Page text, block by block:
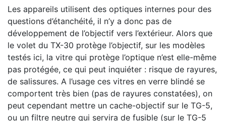
Les appareils utilisent des optiques internes pour des
questions d’étanchéité, il n’y a donc pas de
développement de l’objectif vers l’extérieur. Alors que
le volet du TX-30 protège l’objectif, sur les modèles
testés ici, la vitre qui protège l’optique n’est elle-même
pas protégée, ce qui peut inquiéter : risque de rayures,
de salissures. A l’usage ces vitres en verre blindé se
comportent très bien (pas de rayures constatées), on
peut cependant mettre un cache-objectif sur le TG-5,
ou un filtre neutre qui servira de fusible (sur le TG-5